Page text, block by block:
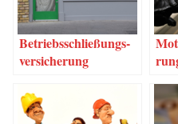
Betriebs­schlie­ßungs­
ver­si­che­rung